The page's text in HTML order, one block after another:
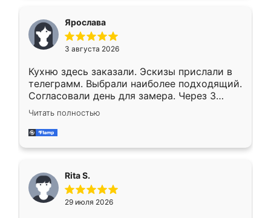
Ярослава
3 августа 2026
Кухню здесь заказали. Эскизы прислали в
телеграмм. Выбрали наиболее подходящий.
Согласовали день для замера. Через 3
недели кухня была уже готова. Остались
довольны работой. Спасибо Ренессанс
мебель за качественную работу!
Читать полностью
Rita S.
29 июля 2026